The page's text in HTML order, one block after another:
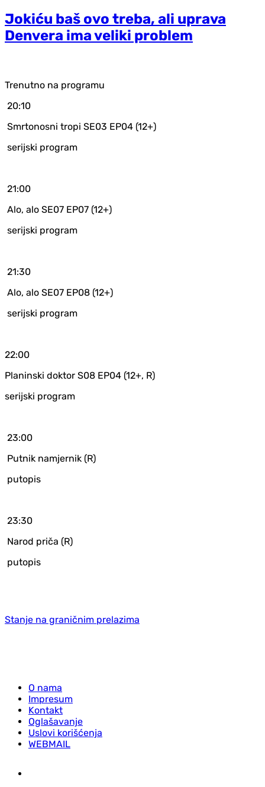
Jokiću baš ovo treba, ali uprava
Denvera ima veliki problem
Trenutno na programu
20:10
Smrtonosni tropi SE03 EP04 (12+)
serijski program
21:00
Alo, alo SE07 EP07 (12+)
serijski program
21:30
Alo, alo SE07 EP08 (12+)
serijski program
22:00
Planinski doktor S08 EP04 (12+, R)
serijski program
23:00
Putnik namjernik (R)
putopis
23:30
Narod priča (R)
putopis
Stanje na graničnim prelazima
O nama
Impresum
Kontakt
Oglašavanje
Uslovi korišćenja
WEBMAIL